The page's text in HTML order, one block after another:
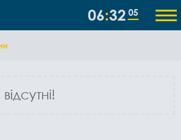
06 32 05